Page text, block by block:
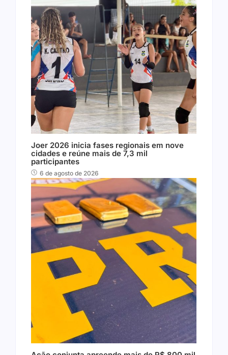
Joer 2026 inicia fases regionais em nove
cidades e reúne mais de 7,3 mil
participantes
6 de agosto de 2026